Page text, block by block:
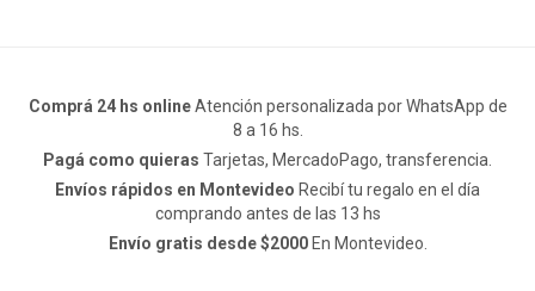
Comprá 24 hs onlineAtención personalizada por WhatsApp de
8 a 16 hs.
Pagá como quieras Tarjetas, MercadoPago, transferencia.
Envíos rápidos en Montevideo Recibí tu regalo en el día
comprando antes de las 13 hs
Envío gratis desde $2000En Montevideo.